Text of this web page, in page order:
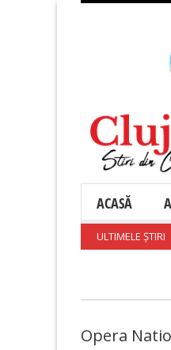
ACASĂ
ULTIMELE ȘTIRI
o hotărâre care aprobă
Opera